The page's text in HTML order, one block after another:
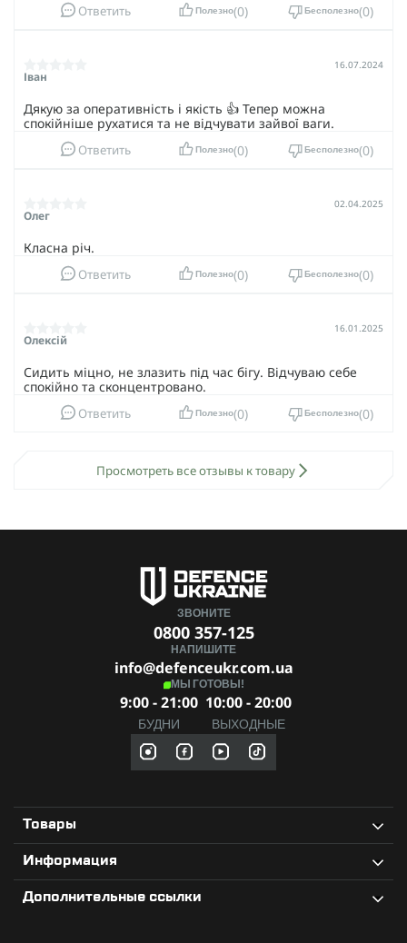
Ответить Полезно 0 Бесполезно 0
Іван
16.07.2024
Дякую за оперативність і якість 👍 Тепер можна
спокійніше рухатися та не відчувати зайвої ваги.
Ответить Полезно 0 Бесполезно 0
Олег
02.04.2025
Класна річ.
Ответить Полезно 0 Бесполезно 0
Олексій
16.01.2025
Сидить міцно, не злазить під час бігу. Відчуваю себе
спокійно та сконцентровано.
Ответить Полезно 0 Бесполезно 0
Просмотреть все отзывы к товару
ЗВОНИТЕ
0800 357-125
НАПИШИТЕ
info@defenceukr.com.ua
МЫ ГОТОВЫ!
9:00 - 21:00
БУДНИ
10:00 - 20:00
ВЫХОДНЫЕ
Товары
Информация
Дополнительные ссылки